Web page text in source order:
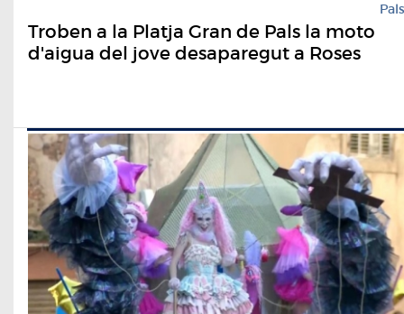
Pals
Troben a la Platja Gran de Pals la moto
d'aigua del jove desaparegut a Roses